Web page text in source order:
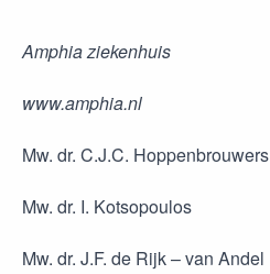
Amphia ziekenhuis
www.amphia.nl
Mw. dr. C.J.C. Hoppenbrouwers
Mw. dr. I. Kotsopoulos
Mw. dr. J.F. de Rijk – van Andel